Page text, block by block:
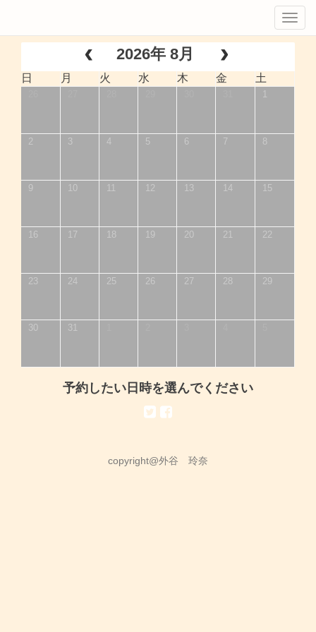
2026年 8月
日 月 火 水 木 金 土
1
2 3 4 5 6 7 8
9 10 11 12 13 14 15
16 17 18 19 20 21 22
23 24 25 26 27 28 29
30 31
予約したい日時を選んでください
copyright@外谷 玲奈